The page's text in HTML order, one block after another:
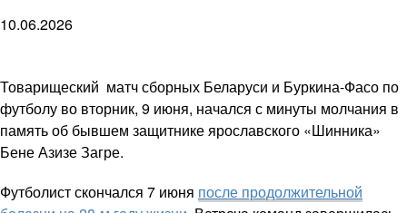
10.06.2026
Товарищеский матч сборных Беларуси и Буркина-Фасо по
футболу во вторник, 9 июня, начался с минуты молчания в
память об бывшем защитнике ярославского «Шинника»
Бене Азизе Загре.
Футболист скончался 7 июня после продолжительной